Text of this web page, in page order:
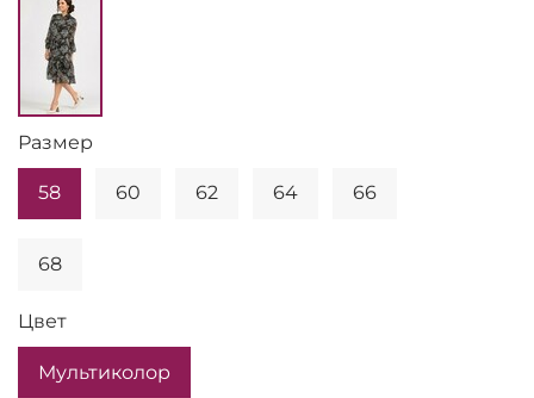
Размер
58 60 62 64 66
68
Цвет
Мультиколор